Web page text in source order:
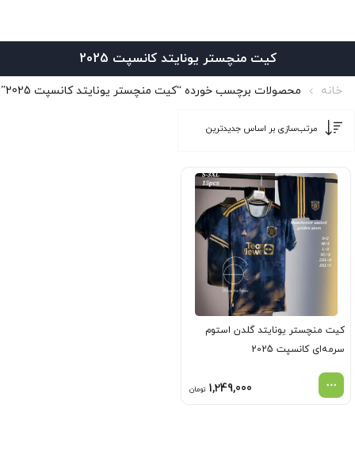
کیت منچستر یونایتد کانسپت 2025
خانه محصولات برچسب خورده “کیت منچستر یونایتد کانسپت 2025”
کیت منچستر یونایتد گلدن استوم
سرمه‌ای کانسپت 2025
1,249,000 تومان